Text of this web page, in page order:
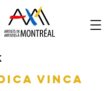
Vinca